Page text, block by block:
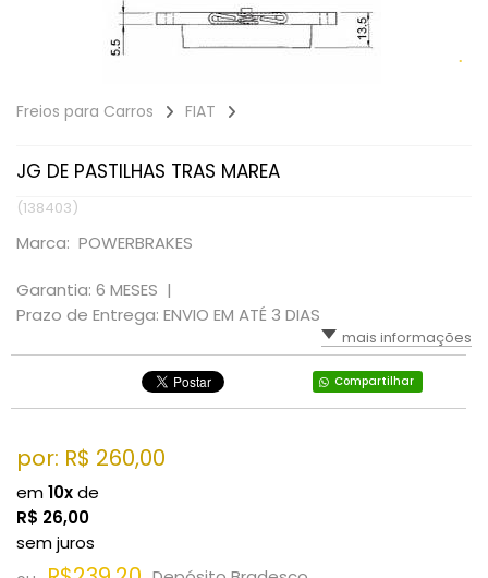
Freios para Carros FIAT
JG DE PASTILHAS TRAS MAREA
(138403)
Marca: POWERBRAKES
Garantia: 6 MESES |
Prazo de Entrega: ENVIO EM ATÉ 3 DIAS
mais informações
Compartilhar
por: R$ 260,00
em10xde
R$ 26,00
sem juros